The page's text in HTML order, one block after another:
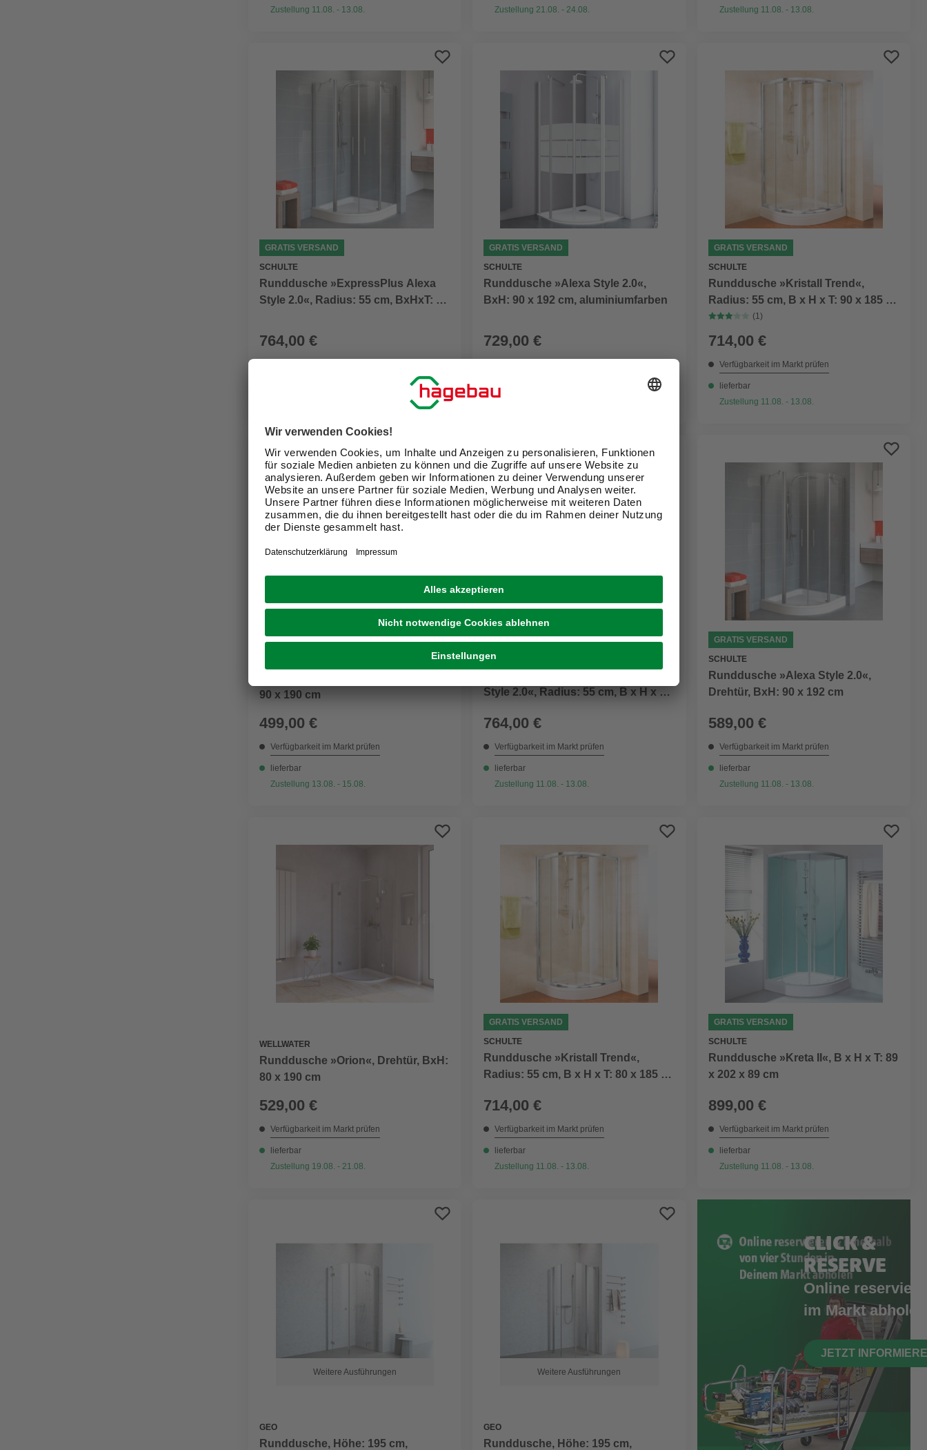
Zustellung 11.08. - 13.08.
Zustellung 21.08. - 24.08.
Zustellung 11.08. - 13.08.
GRATIS VERSAND
SCHULTE
Runddusche »ExpressPlus Alexa
Style 2.0«, Radius: 55 cm, BxHxT: 90
764,00 €
GRATIS VERSAND
SCHULTE
Runddusche »Alexa Style 2.0«,
BxH: 90 x 192 cm, aluminiumfarben
729,00 €
lieferbar
GRATIS VERSAND
SCHULTE
Runddusche »Kristall Trend«,
Radius: 55 cm, B x H x T: 90 x 185 x
90 cm
(1)
714,00 €
Verfügbarkeit im Markt prüfen
lieferbar
Zustellung 11.08. - 13.08.
90 x 190 cm
499,00 €
Verfügbarkeit im Markt prüfen
lieferbar
Zustellung 13.08. - 15.08.
GRATIS VERSAND
SCHULTE
Style 2.0«, Radius: 55 cm, B x H x T:
764,00 €
Verfügbarkeit im Markt prüfen
lieferbar
Zustellung 11.08. - 13.08.
GRATIS VERSAND
SCHULTE
Runddusche »Alexa Style 2.0«,
Drehtür, BxH: 90 x 192 cm
589,00 €
Verfügbarkeit im Markt prüfen
lieferbar
Zustellung 11.08. - 13.08.
WELLWATER
Runddusche »Orion«, Drehtür, BxH:
80 x 190 cm
529,00 €
Verfügbarkeit im Markt prüfen
lieferbar
Zustellung 19.08. - 21.08.
GRATIS VERSAND
SCHULTE
Runddusche »Kristall Trend«,
Radius: 55 cm, B x H x T: 80 x 185 x
714,00 €
Verfügbarkeit im Markt prüfen
lieferbar
Zustellung 11.08. - 13.08.
GRATIS VERSAND
SCHULTE
Runddusche »Kreta II«, B x H x T: 89
x 202 x 89 cm
899,00 €
Verfügbarkeit im Markt prüfen
lieferbar
Zustellung 11.08. - 13.08.
Weitere Ausführungen
GEO
Runddusche, Höhe: 195 cm,
Weitere Ausführungen
GEO
Runddusche, Höhe: 195 cm,
CLICK &
RESERVE
Online
im Markt abholen
JETZT